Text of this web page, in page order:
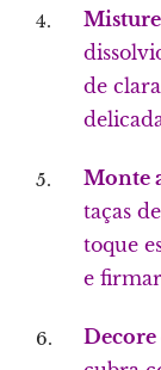
de
Monte
taças
toque
e
Decore